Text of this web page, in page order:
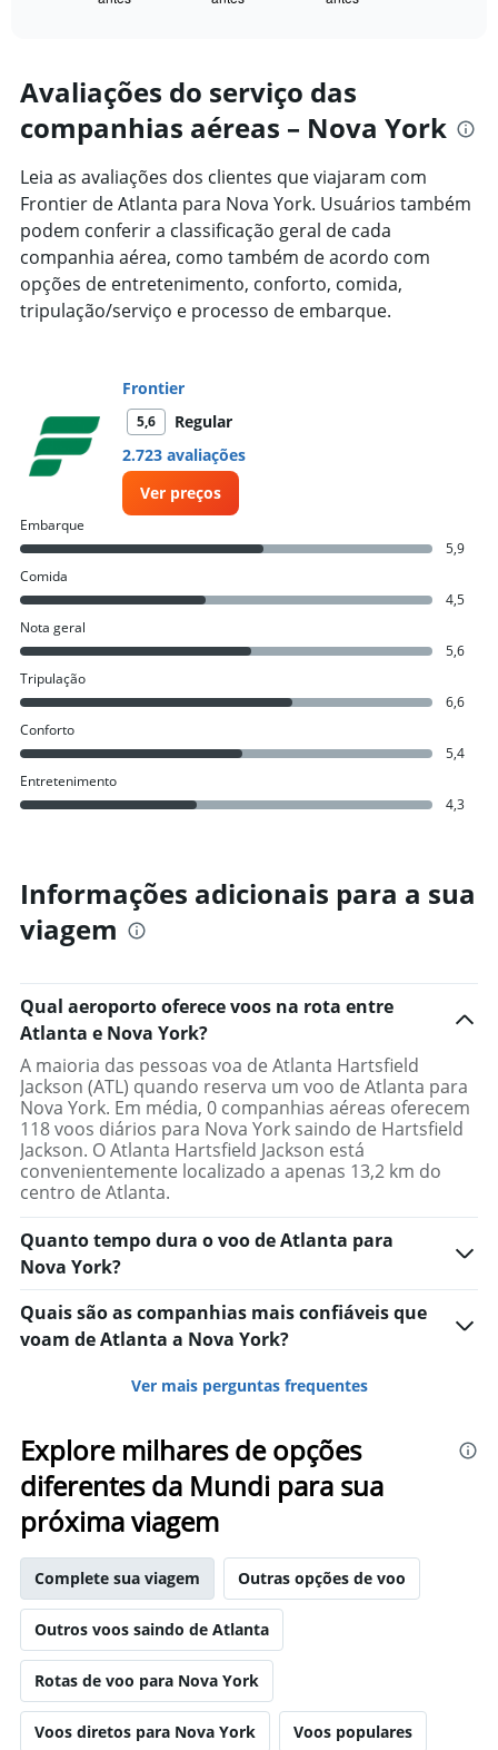
Range:
91
categories.
chart
has
1
Y
axis
displaying
values.
Range:
Avaliações do serviço das
companhias aéreas – Nova York
Leia as avaliações dos clientes que viajaram com
Frontier de Atlanta para Nova York. Usuários também
podem conferir a classificação geral de cada
companhia aérea, como também de acordo com
opções de entretenimento, conforto, comida,
tripulação/serviço e processo de embarque.
Frontier
5,6
Regular
2.723 avaliações
Ver preços
Embarque
5,9
Comida
4,5
Nota geral
5,6
Tripulação
6,6
Conforto
5,4
Entretenimento
4,3
Informações adicionais para a sua
viagem
Qual aeroporto oferece voos na rota entre
Atlanta e Nova York?
A maioria das pessoas voa de Atlanta Hartsfield
Jackson (ATL) quando reserva um voo de Atlanta para
Nova York. Em média, 0 companhias aéreas oferecem
118 voos diários para Nova York saindo de Hartsfield
Jackson. O Atlanta Hartsfield Jackson está
convenientemente localizado a apenas 13,2 km do
centro de Atlanta.
Quanto tempo dura o voo de Atlanta para
Nova York?
Quais são as companhias mais confiáveis que
voam de Atlanta a Nova York?
Ver mais perguntas frequentes
Explore milhares de opções
diferentes da Mundi para sua
próxima viagem
Complete sua viagem Outras opções de voo
Outros voos saindo de Atlanta
Rotas de voo para Nova York
Voos diretos para Nova York Voos populares